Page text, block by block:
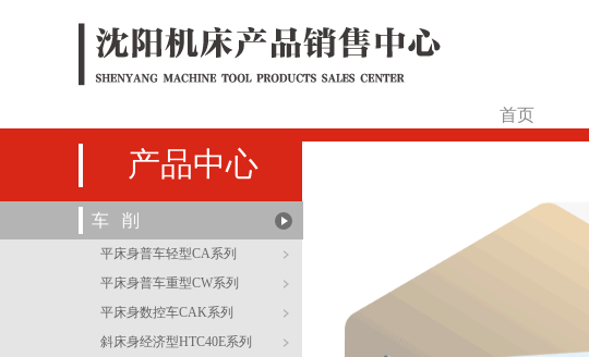
首页
产品中心
车 削
平床身普车轻型CA系列
平床身普车重型CW系列
平床身数控车CAK系列
斜床身经济型HTC40E系列